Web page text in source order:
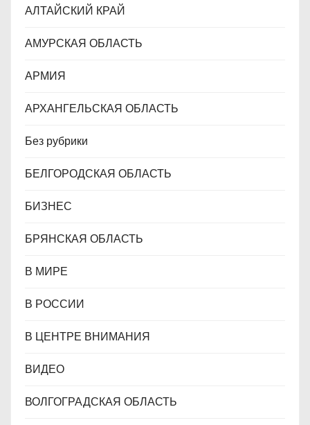
с
я
м
АЛТАЙСКИЙ КРАЙ
АМУРСКАЯ ОБЛАСТЬ
АРМИЯ
АРХАНГЕЛЬСКАЯ ОБЛАСТЬ
Без рубрики
БЕЛГОРОДСКАЯ ОБЛАСТЬ
БИЗНЕС
БРЯНСКАЯ ОБЛАСТЬ
В МИРЕ
В РОССИИ
В ЦЕНТРЕ ВНИМАНИЯ
ВИДЕО
ВОЛГОГРАДСКАЯ ОБЛАСТЬ